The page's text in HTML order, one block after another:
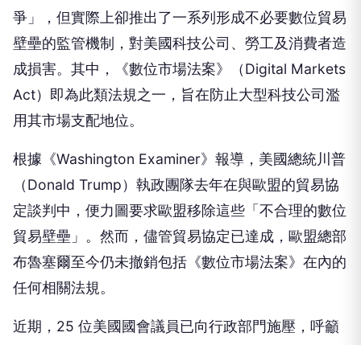
爭」，但實際上卻推出了一系列形成不必要數位貿易
壁壘的監管機制，對美國科技公司、勞工及消費者造
成損害。其中，《數位市場法案》（Digital Markets
Act）即為此類法規之一，旨在防止大型科技公司濫
用其市場支配地位。
根據《Washington Examiner》報導，美國總統川普
（Donald Trump）執政團隊去年在與歐盟的貿易協
定談判中，便力圖要求歐盟移除這些「不合理的數位
貿易壁壘」。然而，儘管貿易協定已達成，歐盟總部
布魯塞爾至今仍未撤銷包括《數位市場法案》在內的
任何相關法規。
近期，25 位美國國會議員已向行政部門施壓，呼籲